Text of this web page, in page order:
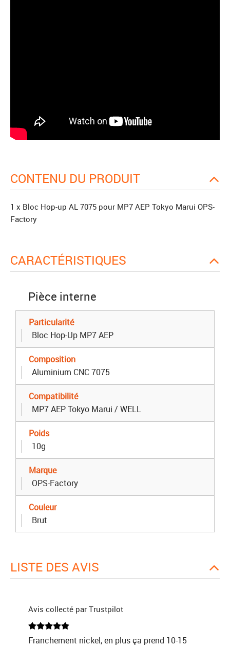
CONTENU DU PRODUIT
1 x Bloc Hop-up AL 7075 pour MP7 AEP Tokyo Marui OPS-
Factory
CARACTÉRISTIQUES
Pièce interne
Particularité
Bloc Hop-Up MP7 AEP
Composition
Aluminium CNC 7075
Compatibilité
MP7 AEP Tokyo Marui / WELL
Poids
10g
Marque
OPS-Factory
Couleur
Brut
LISTE DES AVIS
Avis collecté par Trustpilot
Franchement nickel, en plus ça prend 10-15